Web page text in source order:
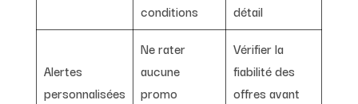
conditions
détail
Alertes
personnalisées
Ne rater
aucune
promo
Vérifier la
fiabilité des
offres avant